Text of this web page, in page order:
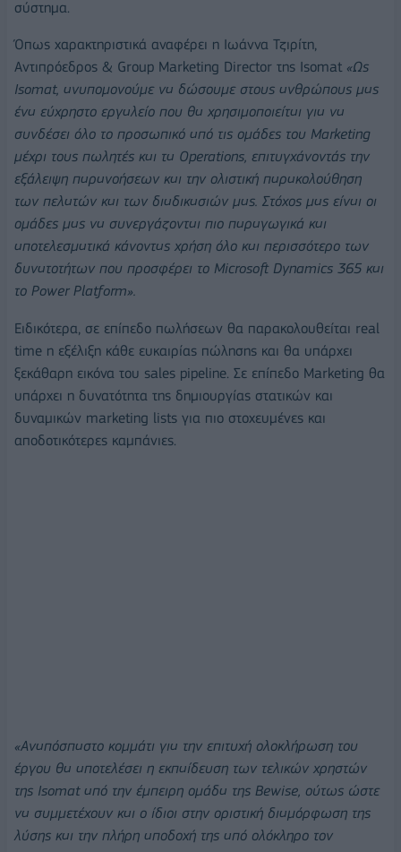
σύστημα.
Όπως χαρακτηριστικά αναφέρει η Ιωάννα Τζιρίτη,
Αντιπρόεδρος & Group Marketing Director της Isomat «Ως
Isomat, ανυπομονούμε να δώσουμε στους ανθρώπους μας
ένα εύχρηστο εργαλείο που θα χρησιμοποιείται για να
συνδέσει όλο το προσωπικό από τις ομάδες του Marketing
μέχρι τους πωλητές και τα Operations, επιτυγχάνοντάς την
εξάλειψη παρανοήσεων και την ολιστική παρακολούθηση
των πελατών και των διαδικασιών μας. Στόχος μας είναι οι
ομάδες μας να συνεργάζονται πιο παραγωγικά και
αποτελεσματικά κάνοντας χρήση όλο και περισσότερο των
δυνατοτήτων που προσφέρει το Μicrosoft Dynamics 365 και
το Power Platform».
Ειδικότερα, σε επίπεδο πωλήσεων θα παρακολουθείται real
time η εξέλιξη κάθε ευκαιρίας πώλησης και θα υπάρχει
ξεκάθαρη εικόνα του sales pipeline. Σε επίπεδο Marketing θα
υπάρχει η δυνατότητα της δημιουργίας στατικών και
δυναμικών marketing lists για πιο στοχευμένες και
αποδοτικότερες καμπάνιες.
«Αναπόσπαστο κομμάτι για την επιτυχή ολοκλήρωση του
έργου θα αποτελέσει η εκπαίδευση των τελικών χρηστών
της Isomat από την έμπειρη ομάδα της Bewise , ούτως ώστε
να συμμετέχουν και ο ίδιοι στην οριστική διαμόρφωση της
λύσης και την πλήρη αποδοχή της από ολόκληρο τον